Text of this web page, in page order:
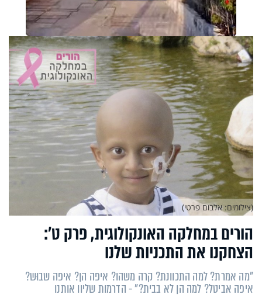
הורים במחלקה האונקולוגית, פרק ט’:
הצחקנו את התכניות שלנו
"מה אמרת? למה התכוונת? קרה משהו? איפה הן? איפה שבוּש?
איפה אביטל? למה הן לא בבית?" - הדרמות שליוו אותנו
(צילומים: אלבום פרטי)